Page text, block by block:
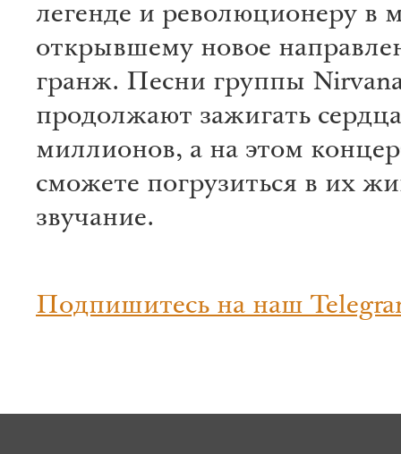
легенде и революционеру в
открывшему новое
гранж. Песни группы
продолжают зажигать сердца
миллионов, а на этом
сможете погрузиться в их
звучание.
Подпишитесь на наш